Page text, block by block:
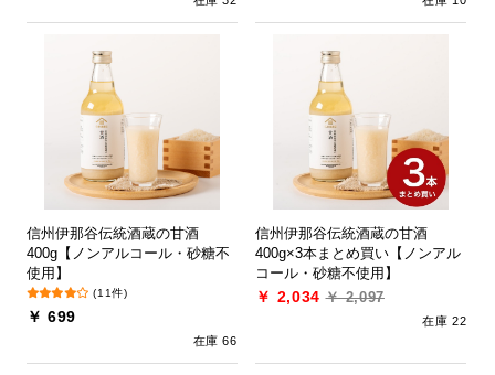
信州伊那谷伝統酒蔵の甘酒
400g【ノンアルコール・砂糖不
使用】
(11件)
￥ 699
在庫 66
信州伊那谷伝統酒蔵の甘酒
400g×3本まとめ買い【ノンアル
コール・砂糖不使用】
￥ 2,034 ￥ 2,097
在庫 22